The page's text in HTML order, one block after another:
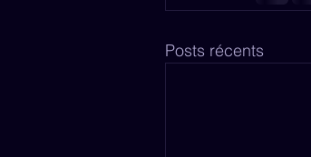
Posts récents